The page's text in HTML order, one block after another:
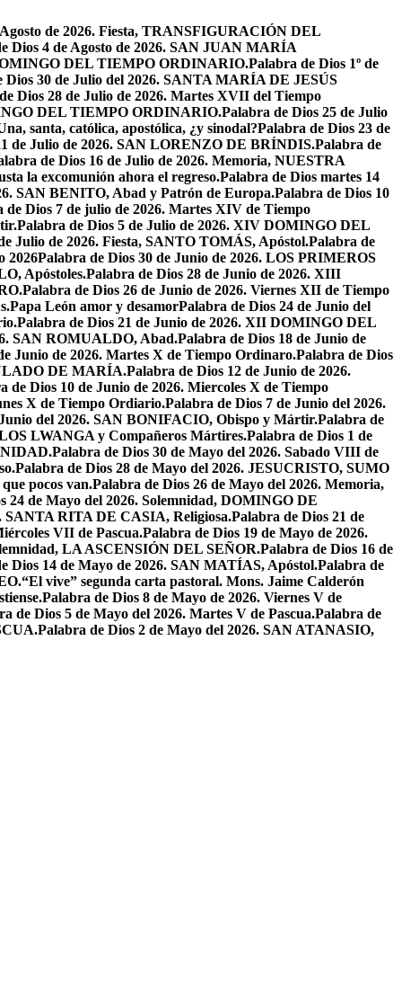
de 2026. Fiesta, TRANSFIGURACIÓN DEL
Dios 4 de Agosto de 2026. SAN JUAN MARÍA
DEL TIEMPO ORDINARIO.Palabra de Dios 1º de
Dios 30 de Julio del 2026. SANTA MARÍA DE JESÚS
Dios 28 de Julio de 2026. Martes XVII del Tiempo
DEL TIEMPO ORDINARIO.Palabra de Dios 25 de Julio
santa, católica, apostólica, ¿y sinodal?Palabra de Dios 23 de
de Julio de 2026. SAN LORENZO DE BRÍNDIS.Palabra de
de Dios 16 de Julio de 2026. Memoria, NUESTRA
la excomunión ahora el regreso.Palabra de Dios martes 14
SAN BENITO, Abad y Patrón de Europa.Palabra de Dios 10
de Dios 7 de julio de 2026. Martes XIV de Tiempo
Palabra de Dios 5 de Julio de 2026. XIV DOMINGO DEL
Julio de 2026. Fiesta, SANTO TOMÁS, Apóstol.Palabra de
2026Palabra de Dios 30 de Junio de 2026. LOS PRIMEROS
Apóstoles.Palabra de Dios 28 de Junio de 2026. XIII
Palabra de Dios 26 de Junio de 2026. Viernes XII de Tiempo
Papa León amor y desamorPalabra de Dios 24 de Junio del
Palabra de Dios 21 de Junio de 2026. XII DOMINGO DEL
SAN ROMUALDO, Abad.Palabra de Dios 18 de Junio de
Junio de 2026. Martes X de Tiempo Ordinaro.Palabra de Dios
DE MARÍA.Palabra de Dios 12 de Junio de 2026.
de Dios 10 de Junio de 2026. Miercoles X de Tiempo
X de Tiempo Ordiario.Palabra de Dios 7 de Junio del 2026.
del 2026. SAN BONIFACIO, Obispo y Mártir.Palabra de
LWANGA y Compañeros Mártires.Palabra de Dios 1 de
Palabra de Dios 30 de Mayo del 2026. Sabado VIII de
Palabra de Dios 28 de Mayo del 2026. JESUCRISTO, SUMO
pocos van.Palabra de Dios 26 de Mayo del 2026. Memoria,
24 de Mayo del 2026. Solemnidad, DOMINGO DE
SANTA RITA DE CASIA, Religiosa.Palabra de Dios 21 de
VII de Pascua.Palabra de Dios 19 de Mayo de 2026.
LA ASCENSIÓN DEL SEÑOR.Palabra de Dios 16 de
Dios 14 de Mayo de 2026. SAN MATÍAS, Apóstol.Palabra de
“El vive” segunda carta pastoral. Mons. Jaime Calderón
Palabra de Dios 8 de Mayo de 2026. Viernes V de
de Dios 5 de Mayo del 2026. Martes V de Pascua.Palabra de
Palabra de Dios 2 de Mayo del 2026. SAN ATANASIO,